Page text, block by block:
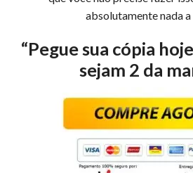
absolutamente nada
“Pegue sua cópia
sejam 2 da